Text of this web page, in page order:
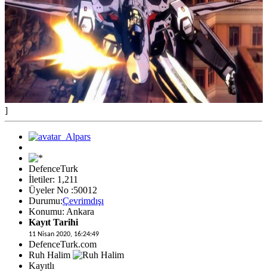
]
DefenceTurk
İletiler: 1,211
Üyeler No :50012
Durumu:Çevrimdışı
Konumu: Ankara
Kayıt Tarihi
11 Nisan 2020, 16:24:49
DefenceTurk.com
Ruh Halim
Kayıtlı